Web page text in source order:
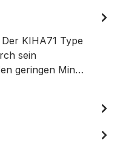
KIHA71 Type
sein
geringen Min…